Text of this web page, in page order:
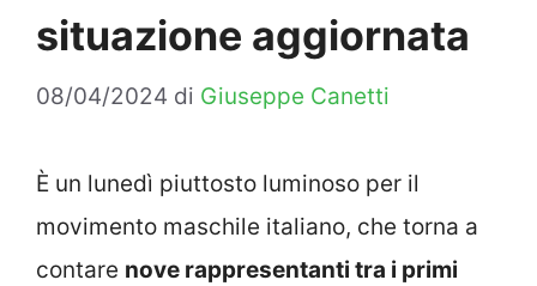
situazione aggiornata
08/04/2024 di Giuseppe Canetti
È un lunedì piuttosto luminoso per il
movimento maschile italiano, che torna a
contare nove rappresentanti tra i primi